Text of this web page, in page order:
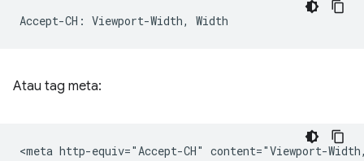
Atau tag meta: